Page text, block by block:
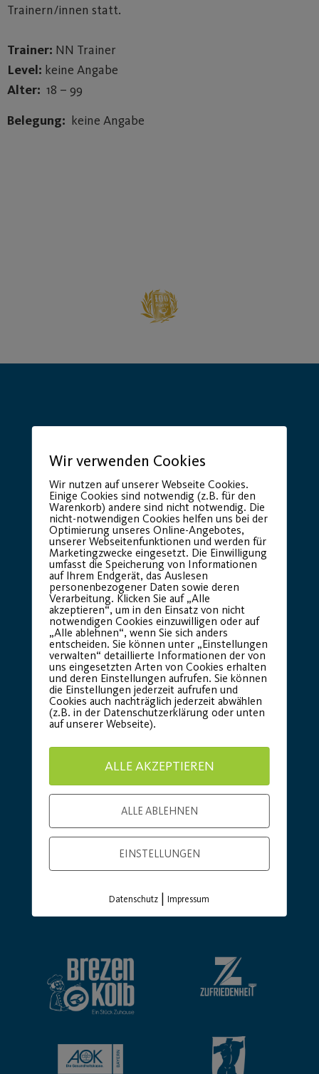
Trainern/innen statt.
Trainer: NN Trainer
Level: keine Angabe
Alter: 18 – 99
Belegung: keine Angabe
Hauptsponsor Generalausrüster
Premium Partner:
Basic Partner:
Wir verwenden Cookies
Wir nutzen auf unserer Webseite Cookies.
Einige Cookies sind notwendig (z.B. für den
Warenkorb) andere sind nicht notwendig. Die
nicht-notwendigen Cookies helfen uns bei der
Optimierung unseres Online-Angebotes,
unserer Webseitenfunktionen und werden für
Marketingzwecke eingesetzt. Die Einwilligung
umfasst die Speicherung von Informationen
auf Ihrem Endgerät, das Auslesen
personenbezogener Daten sowie deren
Verarbeitung. Klicken Sie auf „Alle
akzeptieren“, um in den Einsatz von nicht
notwendigen Cookies einzuwilligen oder auf
„Alle ablehnen“, wenn Sie sich anders
entscheiden. Sie können unter „Einstellungen
verwalten“ detaillierte Informationen der von
uns eingesetzten Arten von Cookies erhalten
und deren Einstellungen aufrufen. Sie können
die Einstellungen jederzeit aufrufen und
Cookies auch nachträglich jederzeit abwählen
(z.B. in der Datenschutzerklärung oder unten
auf unserer Webseite).
ALLE AKZEPTIEREN
ALLE ABLEHNEN
EINSTELLUNGEN
Datenschutz |Impressum